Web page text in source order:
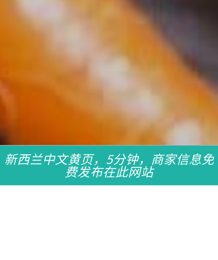
新西兰中文黄页，5分钟，商家信息免
费发布在此网站